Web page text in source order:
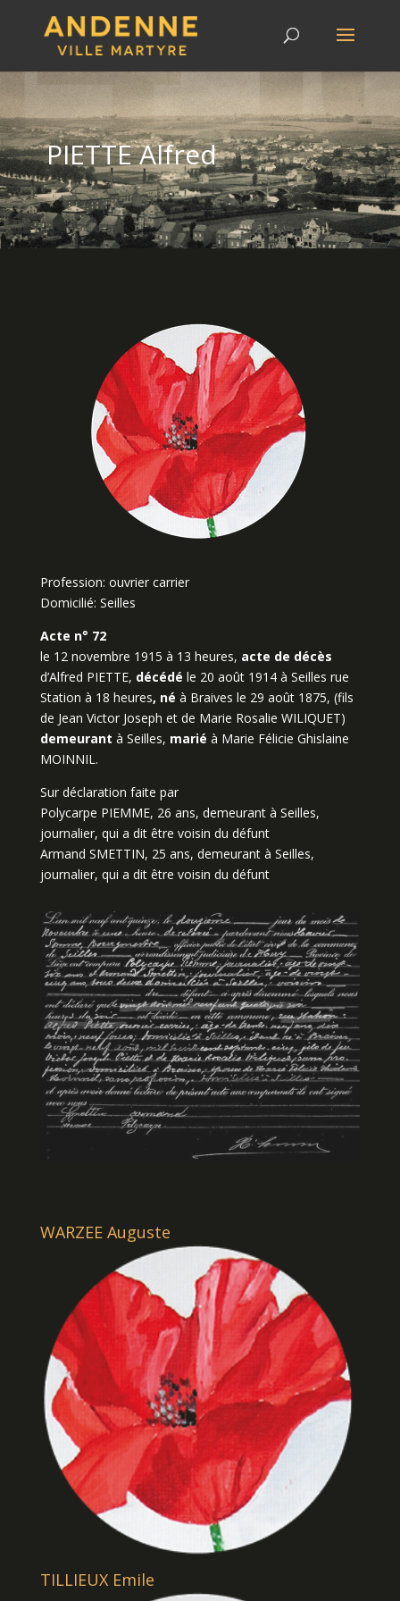
PIETTE Alfred
Profession: ouvrier carrier
Domicilié: Seilles
Acte n° 72
le 12 novembre 1915 à 13 heures, acte de décès
d’Alfred PIETTE, décédé le 20 août 1914 à Seilles rue
Station à 18 heures, né à Braives le 29 août 1875, (fils
de Jean Victor Joseph et de Marie Rosalie WILIQUET)
demeurant à Seilles, marié à Marie Félicie Ghislaine
MOINNIL.
Sur déclaration faite par
Polycarpe PIEMME, 26 ans, demeurant à Seilles,
journalier, qui a dit être voisin du défunt
Armand SMETTIN, 25 ans, demeurant à Seilles,
journalier, qui a dit être voisin du défunt
WARZEE Auguste
TILLIEUX Emile